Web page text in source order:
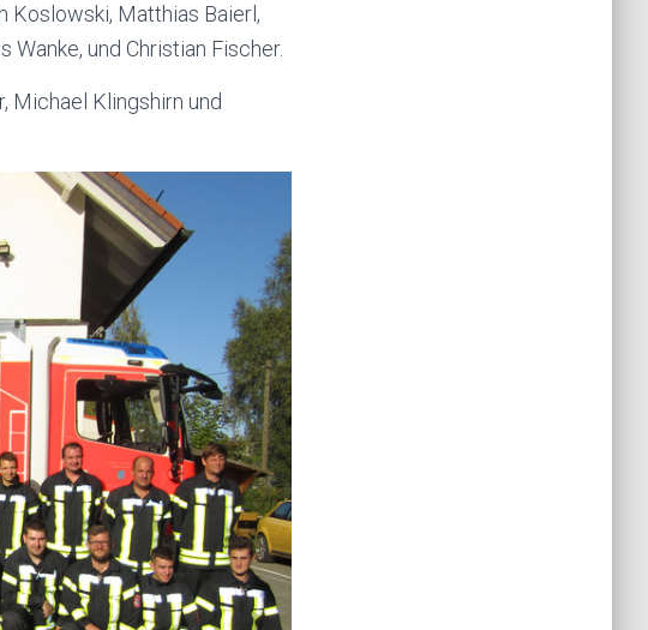
Koslowski, Matthias Baierl,
Wanke, und Christian Fischer.
Michael Klingshirn und